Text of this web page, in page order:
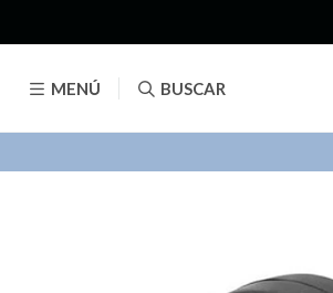
MENÚ BUSCAR